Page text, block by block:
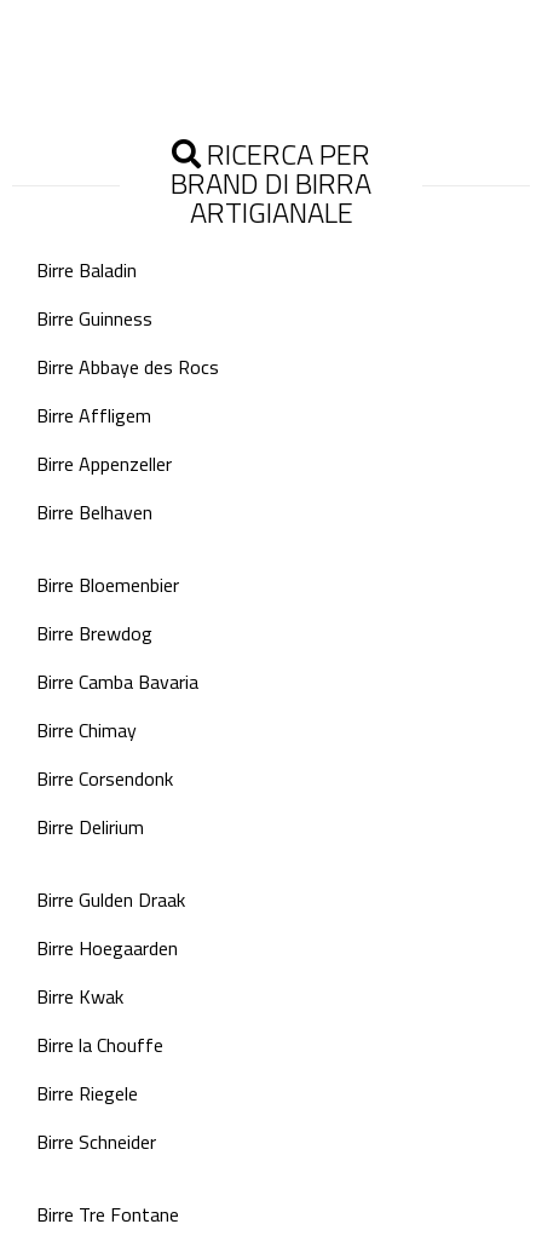
RICERCA PER
BRAND DI BIRRA
ARTIGIANALE
Birre Baladin
Birre Guinness
Birre Abbaye des Rocs
Birre Affligem
Birre Appenzeller
Birre Belhaven
Birre Bloemenbier
Birre Brewdog
Birre Camba Bavaria
Birre Chimay
Birre Corsendonk
Birre Delirium
Birre Gulden Draak
Birre Hoegaarden
Birre Kwak
Birre la Chouffe
Birre Riegele
Birre Schneider
Birre Tre Fontane